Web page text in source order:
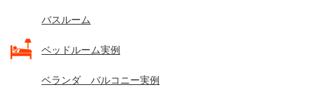
バスルーム
ベッドルーム実例
ベランダ バルコニー実例